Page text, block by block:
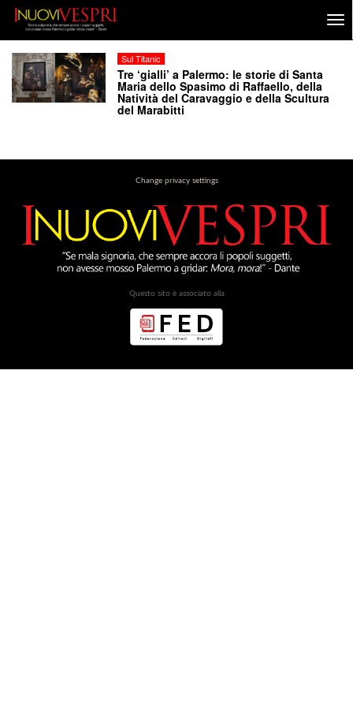
Sul Titanic
Tre ‘gialli’ a Palermo: le storie di Santa
Maria dello Spasimo di Raffaello, della
Natività del Caravaggio e della Scultura
del Marabitti
Change privacy settings
Questo sito è associato alla